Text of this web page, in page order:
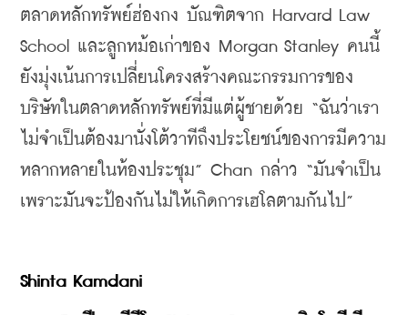
ตลาดหลักทรัพย์ฮ่องกง บัณฑิตจาก Harvard Law
School และลูกหม้อเก่าของ Morgan Stanley คนนี้
ยังมุ่งเน้นการเปลี่ยนโครงสร้างคณะกรรมการของ
บริษัทในตลาดหลักทรัพย์ที่มีแต่ผู้ชายด้วย “ฉันว่าเรา
ไม่จำเป็นต้องมานั่งโต้วาทีถึงประโยชน์ของการมีความ
หลากหลายในห้องประชุม” Chan กล่าว “มันจำเป็น
เพราะมันจะป้องกันไม่ให้เกิดการเฮโลตามกันไป”
Shinta Kamdani